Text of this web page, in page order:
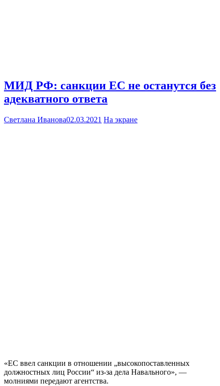
МИД РФ: санкции ЕС не останутся без
адекватного ответа
Светлана Иванова02.03.2021 На экране
«ЕС ввел санкции в отношении „высокопоставленных
должностных лиц России“ из-за дела Навального», —
молниями передают агентства.